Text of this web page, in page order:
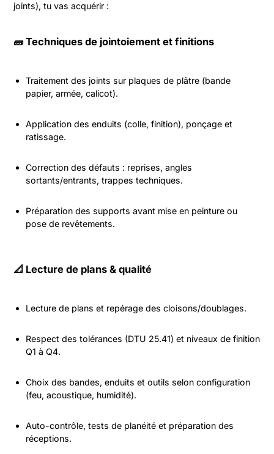
joints), tu vas acquérir :
🧱 Techniques de jointoiement et finitions
Traitement des joints sur plaques de plâtre (bande
papier, armée, calicot).
Application des enduits (colle, finition), ponçage et
ratissage.
Correction des défauts : reprises, angles
sortants/entrants, trappes techniques.
Préparation des supports avant mise en peinture ou
pose de revêtements.
📐 Lecture de plans & qualité
Lecture de plans et repérage des cloisons/doublages.
Respect des tolérances (DTU 25.41) et niveaux de finition
Q1 à Q4.
Choix des bandes, enduits et outils selon configuration
(feu, acoustique, humidité).
Auto-contrôle, tests de planéité et préparation des
réceptions.